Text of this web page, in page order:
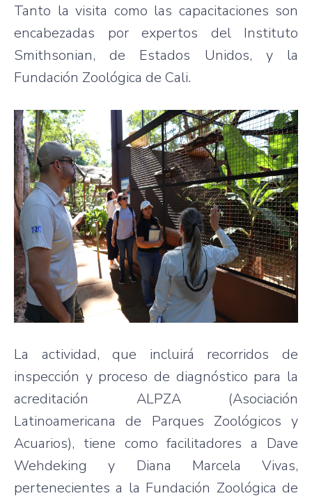
Tanto la visita como las capacitaciones son
encabezadas por expertos del Instituto
Smithsonian, de Estados Unidos, y la
Fundación Zoológica de Cali.
La actividad, que incluirá recorridos de
inspección y proceso de diagnóstico para la
acreditación ALPZA (Asociación
Latinoamericana de Parques Zoológicos y
Acuarios), tiene como facilitadores a Dave
Wehdeking y Diana Marcela Vivas,
pertenecientes a la Fundación Zoológica de